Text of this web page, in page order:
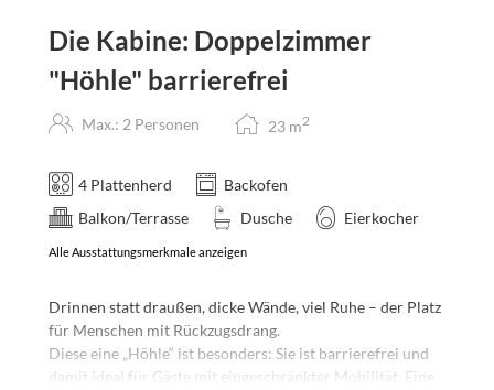
Die Kabine: Doppelzimmer
"Höhle" barrierefrei
Max.: 2 Personen 23 m2
4 Plattenherd
Backofen
Balkon/Terrasse
Dusche Eierkocher
Alle Ausstattungsmerkmale anzeigen
Drinnen statt draußen, dicke Wände, viel Ruhe – der Platz
für Menschen mit Rückzugsdrang.
Diese eine „Höhle“ ist besonders: Sie ist barrierefrei und
damit ideal für Gäste mit eingeschränkter Mobilität. Eine